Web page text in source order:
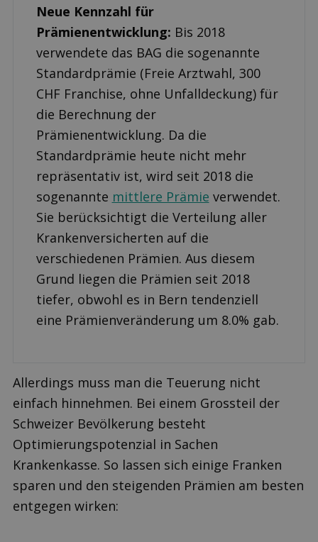
Neue Kennzahl für
Prämienentwicklung: Bis 2018
verwendete das BAG die sogenannte
Standardprämie (Freie Arztwahl, 300
CHF Franchise, ohne Unfalldeckung) für
die Berechnung der
Prämienentwicklung. Da die
Standardprämie heute nicht mehr
repräsentativ ist, wird seit 2018 die
sogenannte mittlere Prämie verwendet.
Sie berücksichtigt die Verteilung aller
Krankenversicherten auf die
verschiedenen Prämien. Aus diesem
Grund liegen die Prämien seit 2018
tiefer, obwohl es in Bern tendenziell
eine Prämienveränderung um 8.0% gab.
Allerdings muss man die Teuerung nicht
einfach hinnehmen. Bei einem Grossteil der
Schweizer Bevölkerung besteht
Optimierungspotenzial in Sachen
Krankenkasse. So lassen sich einige Franken
sparen und den steigenden Prämien am besten
entgegen wirken: